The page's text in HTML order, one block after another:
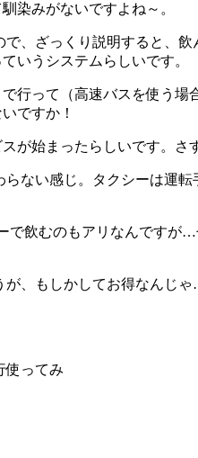
染みがないですよね～。
、ざっくり説明すると、
いうシステムらしいです。
行って（高速バスを使う
ですか！
が始まったらしいです。さ
ない感じ。タクシーは運
で飲むのもアリなんです
が、もしかしてお得なんじゃ
使ってみ